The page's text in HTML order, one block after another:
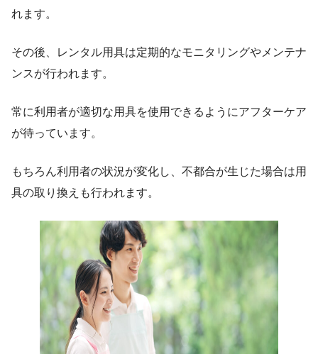
れます。
その後、レンタル用具は定期的なモニタリングやメンテナ
ンスが行われます。
常に利用者が適切な用具を使用できるようにアフターケア
が待っています。
もちろん利用者の状況が変化し、不都合が生じた場合は用
具の取り換えも行われます。